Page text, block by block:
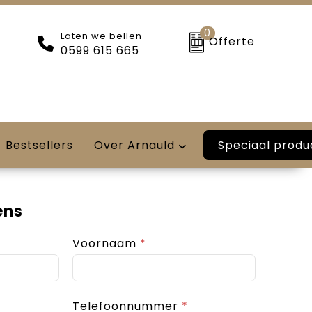
Laten we bellen
0599 615 665
0
Offerte
Bestsellers Over Arnauld Speciaal
Voornaam *
Telefoonnummer *